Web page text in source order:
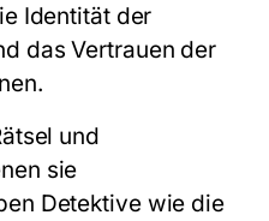
Identität der
das Vertrauen der
und
sie
Detektive wie die